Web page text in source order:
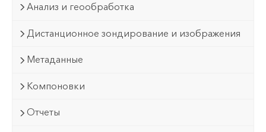
Анализ и геообработка
Дистанционное зондирование и изображения
Метаданные
Компоновки
Отчеты